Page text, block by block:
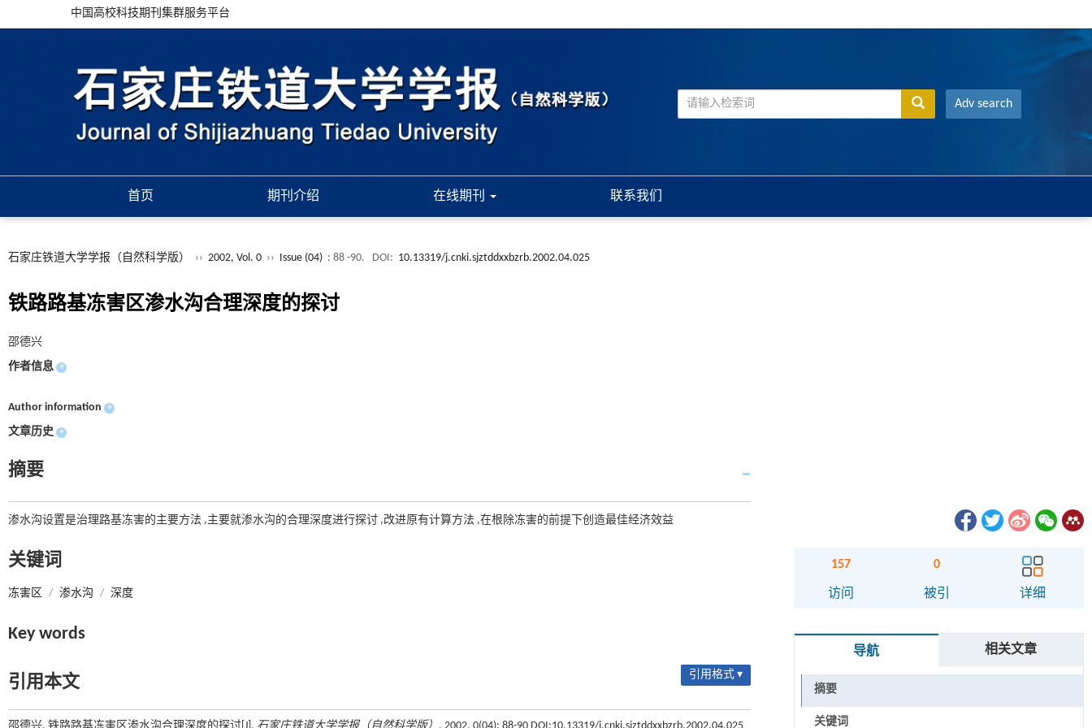
中国高校科技期刊集群服务平台
Adv search
首页 期刊介绍 在线期刊 联系我们
石家庄铁道大学学报（自然科学版） ›› 2002, Vol. 0 ›› Issue (04) : 88 -90. DOI: 10.13319/j.cnki.sjztddxxbzrb.2002.04.025
铁路路基冻害区渗水沟合理深度的探讨
邵德兴
作者信息 +
Author information +
文章历史 +
摘要
渗水沟设置是治理路基冻害的主要方法 ,主要就渗水沟的合理深度进行探讨 ,改进原有计算方法 ,在根除冻害的前提下创造最佳经济效益
关键词
冻害区 / 渗水沟 / 深度
Key words
引用本文 引用格式 ▾
157
访问
0
被引 详细
导航 相关文章
摘要
关键词